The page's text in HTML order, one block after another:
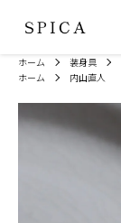
ホーム 装身具
ホーム
内山直人